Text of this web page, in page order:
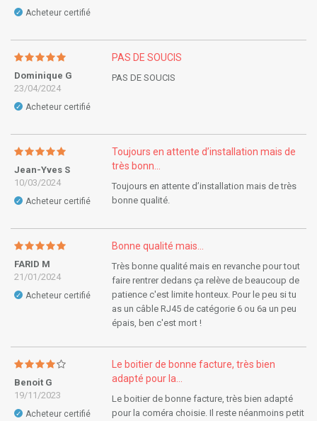
✓ Acheteur certifié
Dominique G
23/04/2024
✓ Acheteur certifié
PAS DE SOUCIS
PAS DE SOUCIS
Jean-Yves S
10/03/2024
✓ Acheteur certifié
Toujours en attente d’installation mais de
très bonn...
Toujours en attente d’installation mais de très
bonne qualité.
FARID M
21/01/2024
✓ Acheteur certifié
Bonne qualité mais...
Très bonne qualité mais en revanche pour tout
faire rentrer dedans ça relève de beaucoup de
patience c'est limite honteux. Pour le peu si tu
as un câble RJ45 de catégorie 6 ou 6a un peu
épais, ben c'est mort !
Benoit G
19/11/2023
✓ Acheteur certifié
Le boitier de bonne facture, très bien
adapté pour la...
Le boitier de bonne facture, très bien adapté
pour la coméra choisie. Il reste néanmoins petit